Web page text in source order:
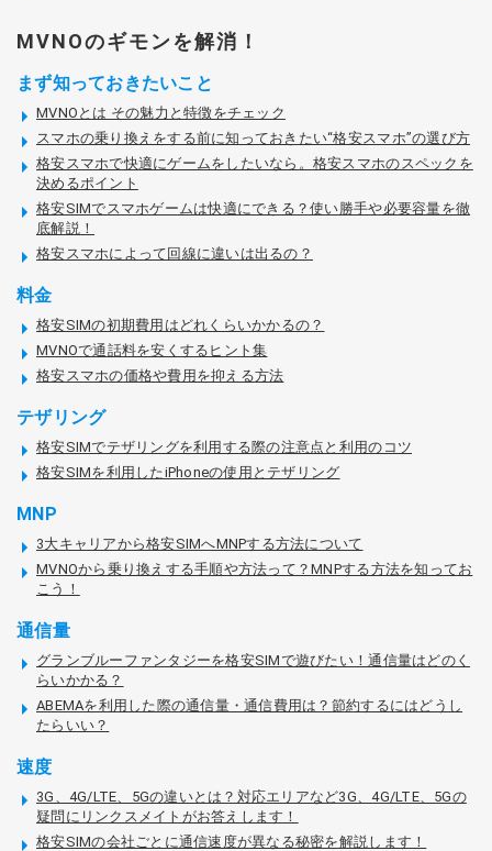
MVNOのギモンを解消！
まず知っておきたいこと
MVNOとは その魅力と特徴をチェック
スマホの乗り換えをする前に知っておきたい“格安スマホ”の選び方
格安スマホで快適にゲームをしたいなら。格安スマホのスペックを
決めるポイント
格安SIMでスマホゲームは快適にできる？使い勝手や必要容量を徹
底解説！
格安スマホによって回線に違いは出るの？
料金
格安SIMの初期費用はどれくらいかかるの？
MVNOで通話料を安くするヒント集
格安スマホの価格や費用を抑える方法
テザリング
格安SIMでテザリングを利用する際の注意点と利用のコツ
格安SIMを利用したiPhoneの使用とテザリング
MNP
3大キャリアから格安SIMへMNPする方法について
MVNOから乗り換えする手順や方法って？MNPする方法を知ってお
こう！
通信量
グランブルーファンタジーを格安SIMで遊びたい！通信量はどのく
らいかかる？
ABEMAを利用した際の通信量・通信費用は？節約するにはどうし
たらいい？
速度
3G、4G/LTE、5Gの違いとは？対応エリアなど3G、4G/LTE、5Gの
疑問にリンクスメイトがお答えします！
格安SIMの会社ごとに通信速度が異なる秘密を解説します！